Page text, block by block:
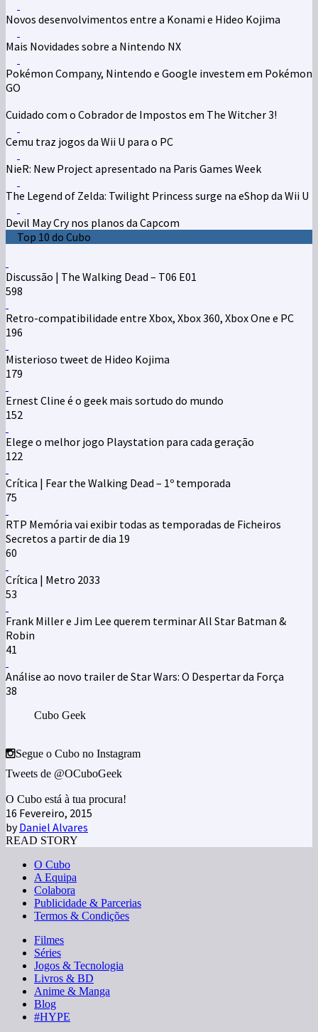
Novos desenvolvimentos entre a Konami e Hideo Kojima
Mais Novidades sobre a Nintendo NX
Pokémon Company, Nintendo e Google investem em Pokémon
GO
Cuidado com o Cobrador de Impostos em The Witcher 3!
Cemu traz jogos da Wii U para o PC
NieR: New Project apresentado na Paris Games Week
The Legend of Zelda: Twilight Princess surge na eShop da Wii U
Devil May Cry nos planos da Capcom
Top 10 do Cubo
Discussão | The Walking Dead – T06 E01
598
Retro-compatibilidade entre Xbox, Xbox 360, Xbox One e PC
196
Misterioso tweet de Hideo Kojima
179
Ernest Cline é o geek mais sortudo do mundo
152
Elege o melhor jogo Playstation para cada geração
122
Crítica | Fear the Walking Dead – 1º temporada
75
RTP Memória vai exibir todas as temporadas de Ficheiros
Secretos a partir de dia 19
60
Crítica | Metro 2033
53
Frank Miller e Jim Lee querem terminar All Star Batman &
Robin
41
Análise ao novo trailer de Star Wars: O Despertar da Força
38
Cubo Geek
Segue o Cubo no Instagram
Tweets de @OCuboGeek
O Cubo está à tua procura!
16 Fevereiro, 2015
byDaniel Alvares
READ STORY
O Cubo
A Equipa
Colabora
Publicidade & Parcerias
Termos & Condições
Filmes
Séries
Jogos & Tecnologia
Livros & BD
Anime & Manga
Blog
#HYPE